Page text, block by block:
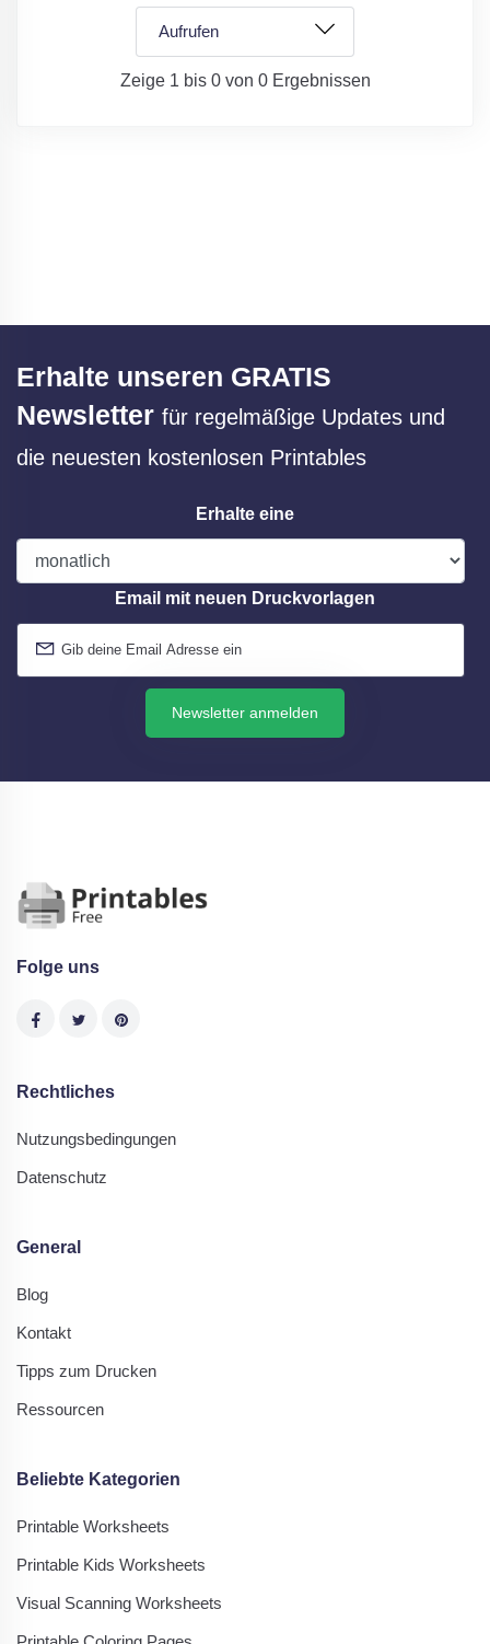
Zeige 1 bis 0 von 0 Ergebnissen
Erhalte unseren GRATIS
Newsletter für regelmäßige Updates und
die neuesten kostenlosen Printables
Erhalte eine
Email mit neuen Druckvorlagen
Newsletter anmelden
Folge uns
Rechtliches
Nutzungsbedingungen
Datenschutz
General
Blog
Kontakt
Tipps zum Drucken
Ressourcen
Beliebte Kategorien
Printable Worksheets
Printable Kids Worksheets
Visual Scanning Worksheets